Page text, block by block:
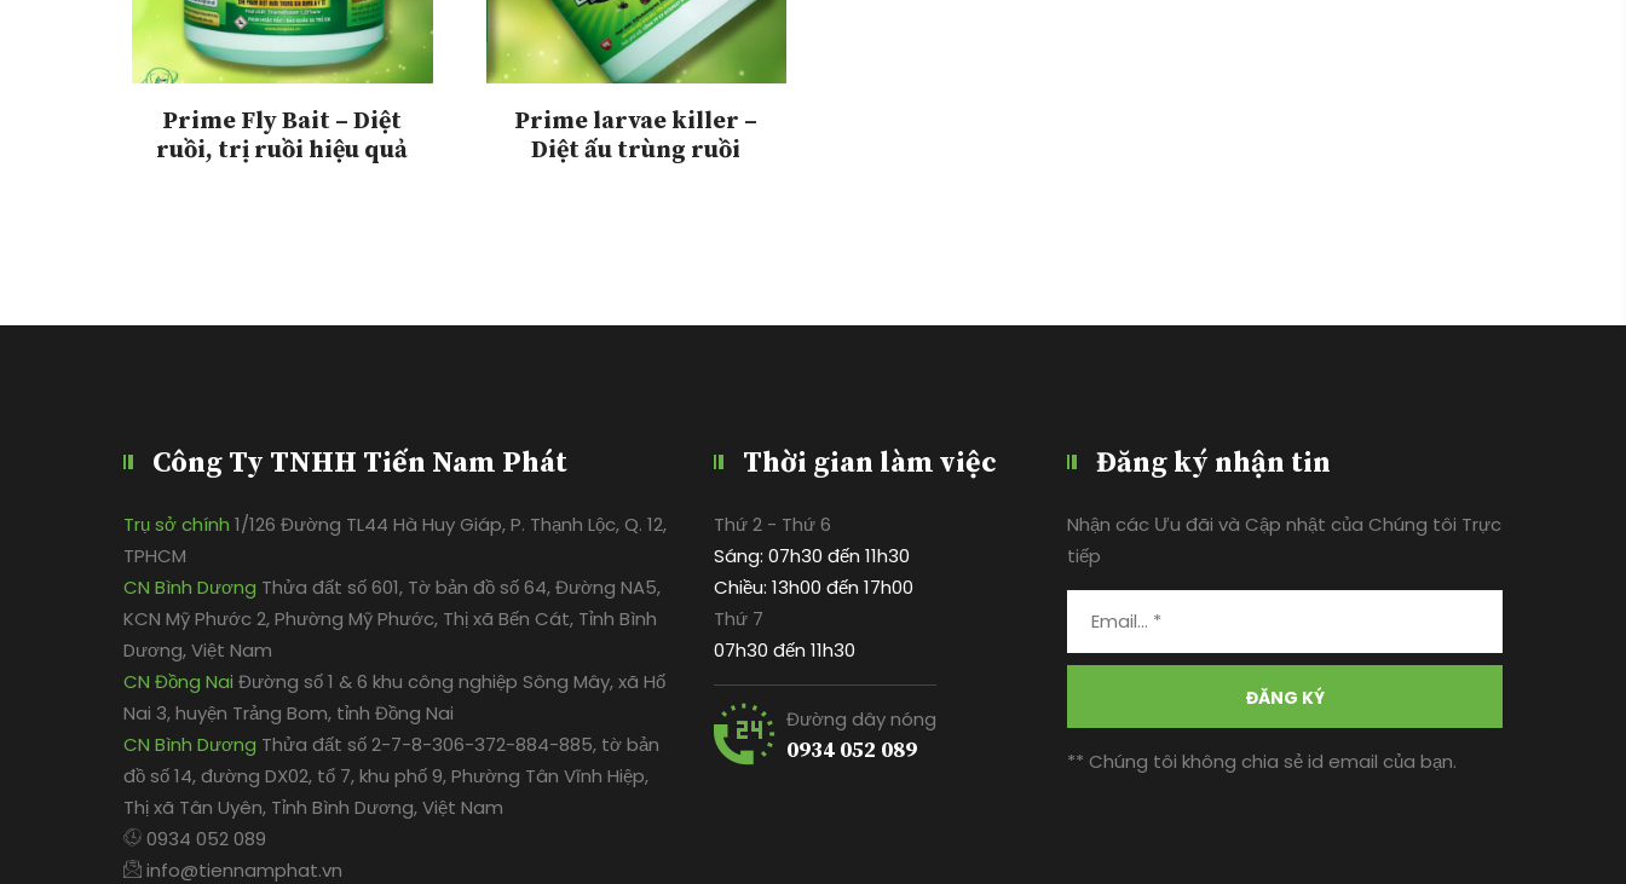
Prime Fly Bait – Diệt
ruồi, trị ruồi hiệu quả
Prime larvae killer –
Diệt ấu trùng ruồi
Công Ty TNHH Tiến Nam Phát
Trụ sở chính 1/126 Đường TL44 Hà Huy Giáp, P. Thạnh Lộc, Q. 12,
TPHCM
CN Bình Dương Thửa đất số 601, Tờ bản đồ số 64, Đường NA5,
KCN Mỹ Phước 2, Phường Mỹ Phước, Thị xã Bến Cát, Tỉnh Bình
Dương, Việt Nam
CN Đồng Nai Đường số 1 & 6 khu công nghiệp Sông Mây, xã Hố
Nai 3, huyện Trảng Bom, tỉnh Đồng Nai
CN Bình Dương Thửa đất số 2-7-8-306-372-884-885, tờ bản
đồ số 14, đường DX02, tổ 7, khu phố 9, Phường Tân Vĩnh Hiệp,
Thị xã Tân Uyên, Tỉnh Bình Dương, Việt Nam
0934 052 089
info@tiennamphat.vn
Thời gian làm việc
Thứ 2 - Thứ 6
Sáng: 07h30 đến 11h30
Chiều: 13h00 đến 17h00
Thứ 7
07h30 đến 11h30
Đường dây nóng
0934 052 089
Đăng ký nhận tin
Nhận các Ưu đãi và Cập nhật của Chúng tôi Trực
tiếp
ĐĂNG KÝ
** Chúng tôi không chia sẻ id email của bạn.